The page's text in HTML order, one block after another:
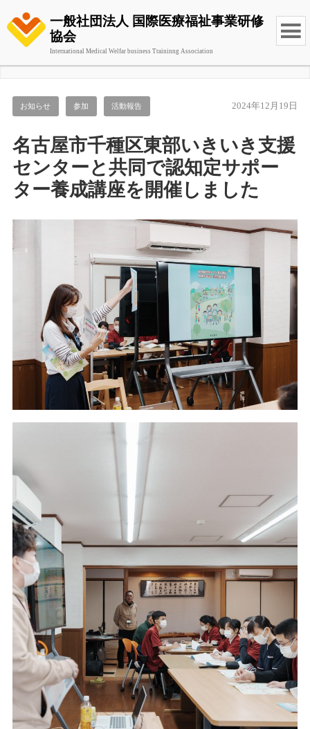
一般社団法人 国際医療福祉事業研修
協会
International Medical Welfar business Traininng Association
お知らせ 参加 活動報告 2024年12月19日
名古屋市千種区東部いきいき支援
センターと共同で認知定サポー
ター養成講座を開催しました